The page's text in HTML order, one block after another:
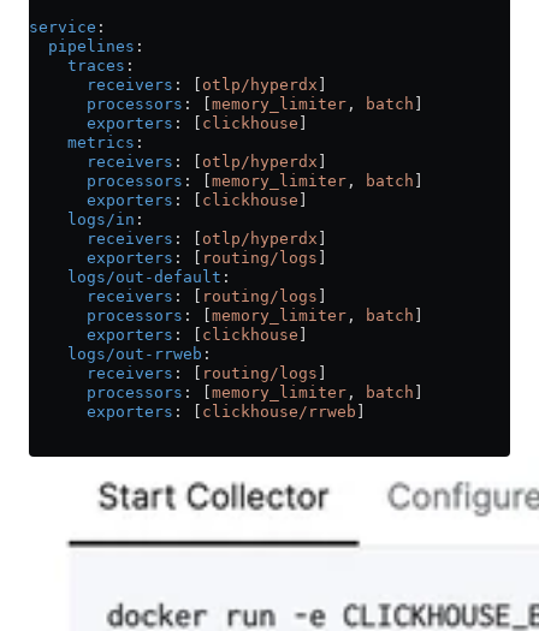
service :
  pipelines
:
    traces
:
      receivers
: [ otlp/hyperdx
      processors
: [ memory_limiter , batch
      exporters
: [ clickhouse
    metrics
:
      receivers
: [ otlp/hyperdx
      processors
: [ memory_limiter , batch
      exporters
: [ clickhouse
    logs/in
:
      receivers
: [ otlp/hyperdx
      exporters
: [ routing/logs
    logs/out-default
:
      receivers
: [ routing/logs
      processors
: [ memory_limiter , batch
      exporters
: [ clickhouse
    logs/out-rrweb
:
      receivers
: [ routing/logs
      processors
: [ memory_limiter , batch
      exporters
: [ clickhouse/rrweb